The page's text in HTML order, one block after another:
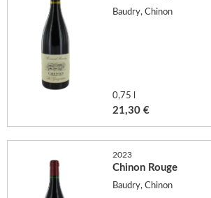
Baudry, Chinon
0,75 l
21,30 €
2023
Chinon Rouge
Baudry, Chinon